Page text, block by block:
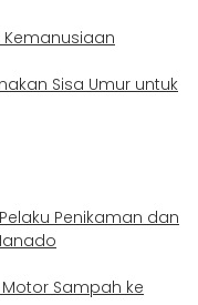
Kemanusiaan
Sisa Umur untuk
Penikaman dan
Sampah ke